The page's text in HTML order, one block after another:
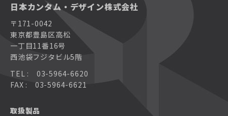
取扱製品
日本カンタム・デザイン株式会社
〒171-0042
東京都豊島区高松
一丁目11番16号
西池袋フジタビル5階
TEL : 03-5964-6620
FAX : 03-5964-6621